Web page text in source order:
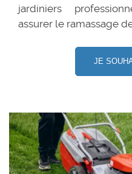
jardiniers
assurer le ramassage
JE